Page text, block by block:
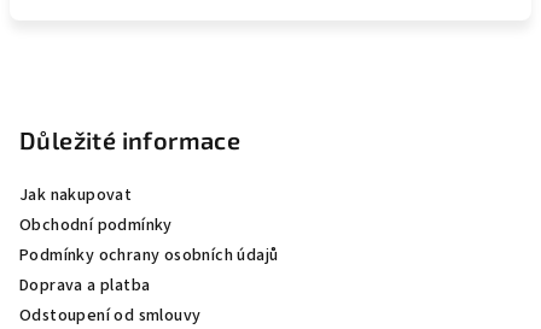
Důležité informace
Jak nakupovat
Obchodní podmínky
Podmínky ochrany osobních údajů
Doprava a platba
Odstoupení od smlouvy